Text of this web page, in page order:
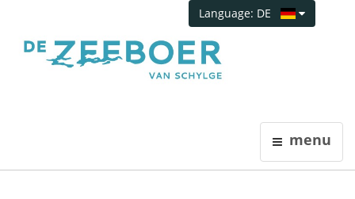
menu
Language: DE